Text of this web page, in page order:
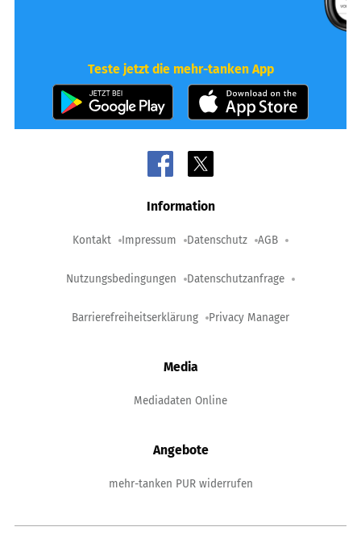
Teste jetzt die mehr-tanken App
Information
Kontakt Impressum Datenschutz AGB
Nutzungsbedingungen Datenschutzanfrage
Barrierefreiheitserklärung Privacy Manager
Media
Mediadaten Online
Angebote
mehr-tanken PUR widerrufen